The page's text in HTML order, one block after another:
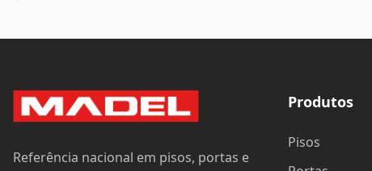
Referência nacional em pisos, portas e
Produtos
Pisos